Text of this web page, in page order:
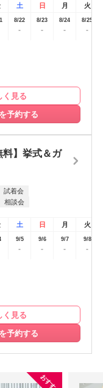
土 日 月 火
8/22
-
8/23
-
8/24
-
8/25
-
く見る
予約する
料】挙式＆ガ
試着会
相談会
土 日 月 火
9/5
-
9/6
-
9/7
-
9/8
-
く見る
予約する